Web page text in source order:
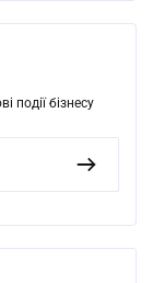
події бізнесу